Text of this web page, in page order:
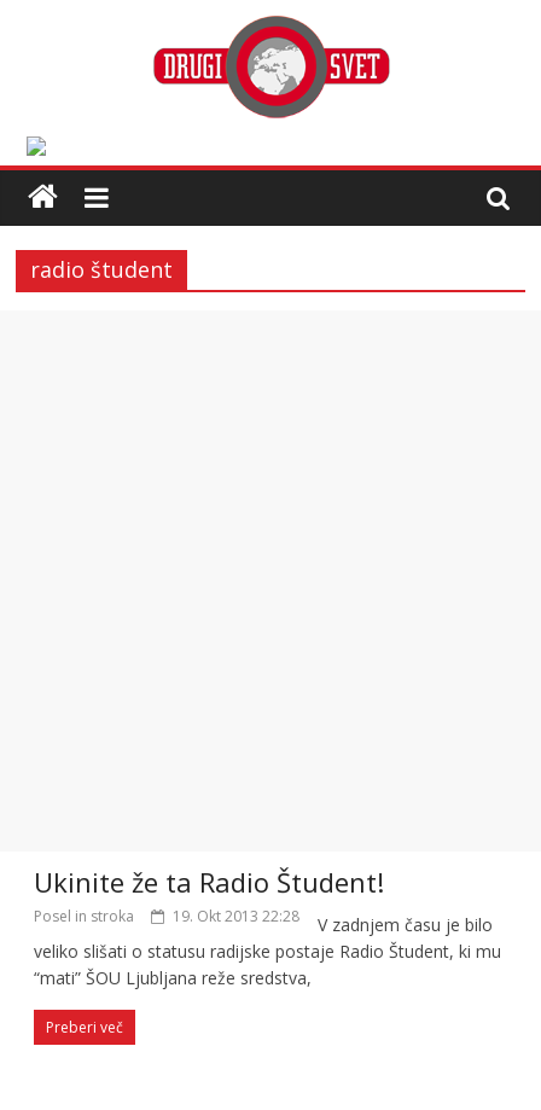
radio študent
Ukinite že ta Radio Študent!
Posel in stroka 19. Okt 2013 22:28
V zadnjem času je bilo
veliko slišati o statusu radijske postaje Radio Študent, ki mu
“mati” ŠOU Ljubljana reže sredstva,
Preberi več